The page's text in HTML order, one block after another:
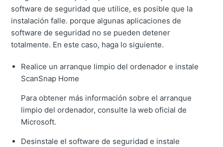
software de seguridad que utilice, es posible que la
instalación falle. porque algunas aplicaciones de
software de seguridad no se pueden detener
totalmente. En este caso, haga lo siguiente.
Realice un arranque limpio del ordenador e instale
ScanSnap Home
Para obtener más información sobre el arranque
limpio del ordenador, consulte la web oficial de
Microsoft.
Desinstale el software de seguridad e instale